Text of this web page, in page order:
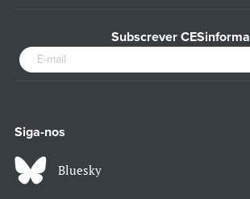
Subscrever CESinforma
Siga-nos
Bluesky